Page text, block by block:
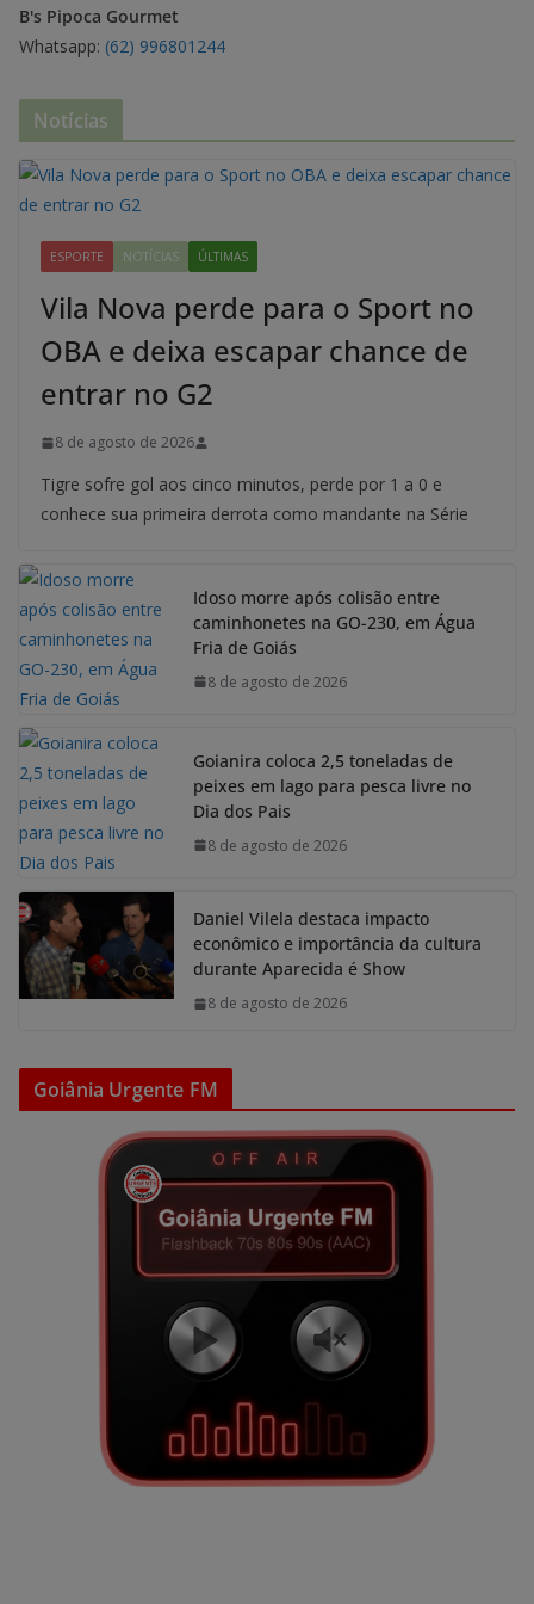
B's Pipoca Gourmet
Whatsapp: (62) 996801244
Notícias
ESPORTE NOTÍCIAS ÚLTIMAS
Vila Nova perde para o Sport no
OBA e deixa escapar chance de
entrar no G2
8 de agosto de 2026
Tigre sofre gol aos cinco minutos, perde por 1 a 0 e
conhece sua primeira derrota como mandante na Série
Idoso morre após colisão entre
caminhonetes na GO-230, em Água
Fria de Goiás
8 de agosto de 2026
Goianira coloca 2,5 toneladas de
peixes em lago para pesca livre no
Dia dos Pais
8 de agosto de 2026
Daniel Vilela destaca impacto
econômico e importância da cultura
durante Aparecida é Show
8 de agosto de 2026
Goiânia Urgente FM